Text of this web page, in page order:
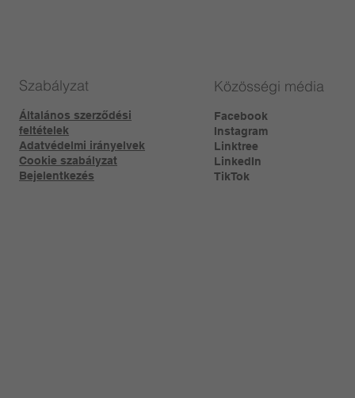
Szabályzat
Általános szerződési
feltételek
Adatvédelmi irányelvek
Cookie szabályzat
Bejelentkezés
Közösségi média
Facebook
Instagram
Linktree​
LinkedIn
TikTok